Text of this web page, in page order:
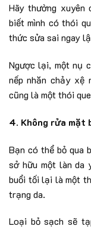
Hãy thường xuyên
biết mình có thói
thức sửa sai ngay
Ngược lại, một nụ
nếp nhăn chảy xệ
cũng là một thói
4. Không rửa mặt
Bạn có thể bỏ qua
sở hữu một làn da
buổi tối lại là một
trạng da.
Loại bỏ sạch sẽ